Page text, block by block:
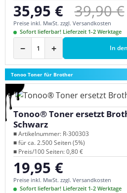
Verkaufspreis:
35,95 € 39,90 €
Preise inkl. MwSt. zzgl. Versandkosten
Sofort lieferbar! Lieferzeit 1-2 Werktage
− + In
Tonoo Toner für Brother
Tonoo® Toner ersetzt
Schwarz
■ Artikelnummer: R-300303
■ für ca. 2.500 Seiten (5%)
■ Preis/100 Seiten: 0,80 €
Regulärer Preis:
19,95 €
Preise inkl. MwSt. zzgl. Versandkosten
Sofort lieferbar! Lieferzeit 1-2 Werktage